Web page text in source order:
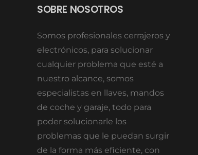
SOBRE NOSOTROS
Somos profesionales cerrajeros y
electrónicos, para solucionar
cualquier problema que esté a
nuestro alcance, somos
especialistas en llaves, mandos
de coche y garaje, todo para
poder solucionarle los
problemas que le puedan surgir
de la forma más eficiente, con